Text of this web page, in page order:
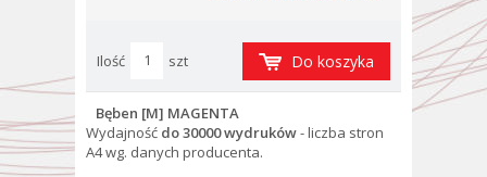
Ilość szt Do koszyka
Bęben [M] MAGENTA
Wydajność do 30000 wydruków- liczba stron
A4 wg. danych producenta.